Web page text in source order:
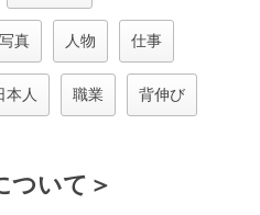
真 人物 仕事
本人 職業 背伸び
ついて＞